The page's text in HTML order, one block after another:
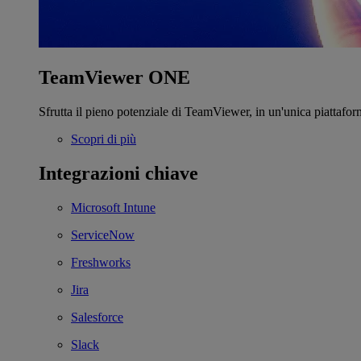
TeamViewer ONE
Sfrutta il pieno potenziale di TeamViewer, in un'unica
Scopri di più
Integrazioni chiave
Microsoft Intune
ServiceNow
Freshworks
Jira
Salesforce
Slack